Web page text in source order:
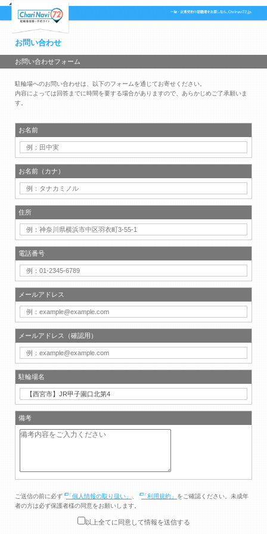
お問い合わせ
お問い合わせフォーム
駐輪場へのお問い合わせは、以下のフォームを通じてお寄せください。
内容によっては回答までに時間を要する場合がありますので、あらかじめご了承願いま
す。
お名前
お名前（カナ）
住所
電話番号
メールアドレス
メールアドレス（確認用）
駐輪場名
備考
ご送信の前に必ず 「個人情報の取り扱い」 「利用規約」 をご確認ください。未成年
者の方は必ず保護者様の同意をお願いします。
以上全てに同意して情報を送信する